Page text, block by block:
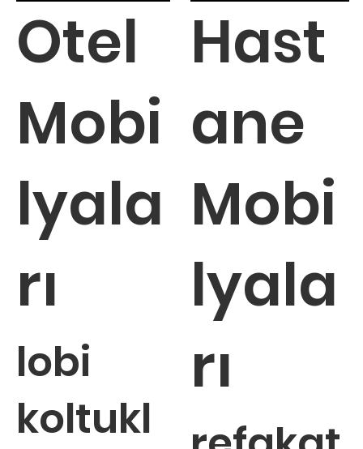
Otel
Mobi
lyala
rı
lobi
koltukl
Hast
ane
Mobi
lyala
rı